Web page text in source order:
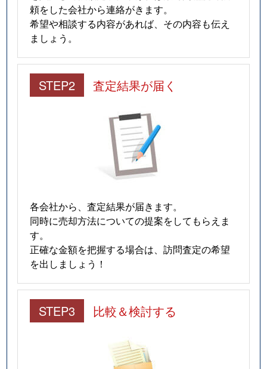
頼をした会社から連絡がきます。
希望や相談する内容があれば、その内容も伝え
ましょう。
STEP2 査定結果が届く
各会社から、査定結果が届きます。
同時に売却方法についての提案をしてもらえま
す。
正確な金額を把握する場合は、訪問査定の希望
を出しましょう！
STEP3 比較＆検討する